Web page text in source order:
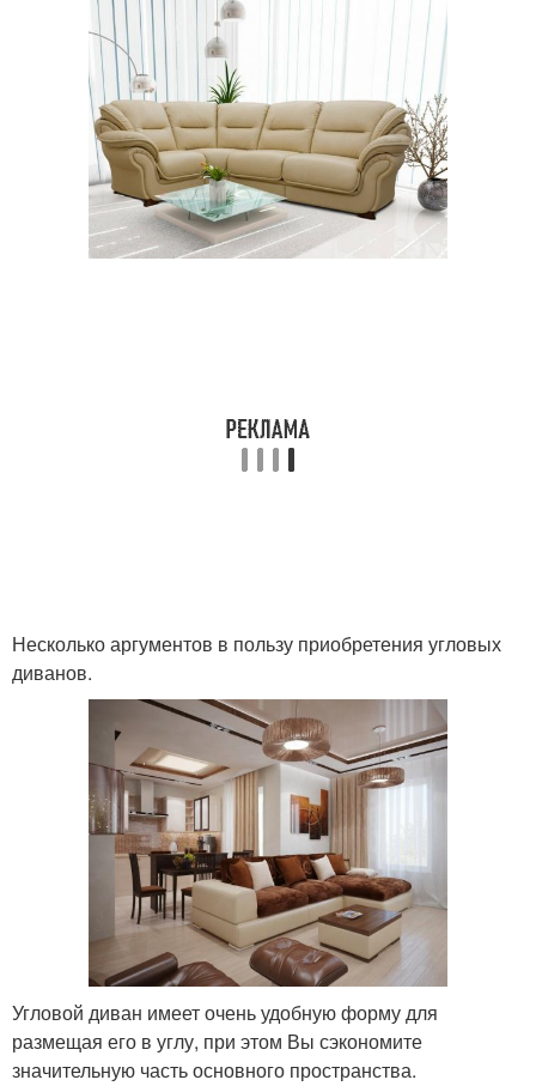
Несколько аргументов в пользу приобретения угловых
диванов.
Угловой диван имеет очень удобную форму для
размещая его в углу, при этом Вы сэкономите
значительную часть основного пространства.